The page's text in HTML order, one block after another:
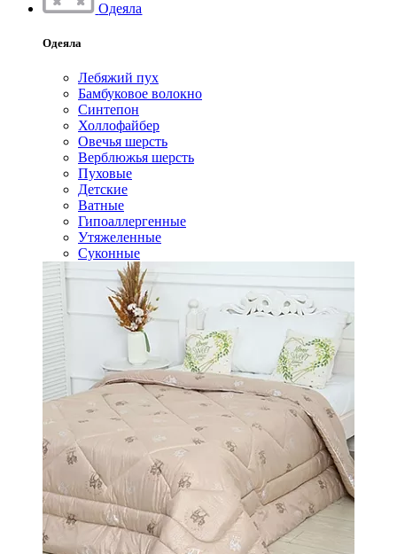
Одеяла
Одеяла
Лебяжий пух
Бамбуковое волокно
Синтепон
Холлофайбер
Овечья шерсть
Верблюжья шерсть
Пуховые
Детские
Ватные
Гипоаллергенные
Утяжеленные
Суконные